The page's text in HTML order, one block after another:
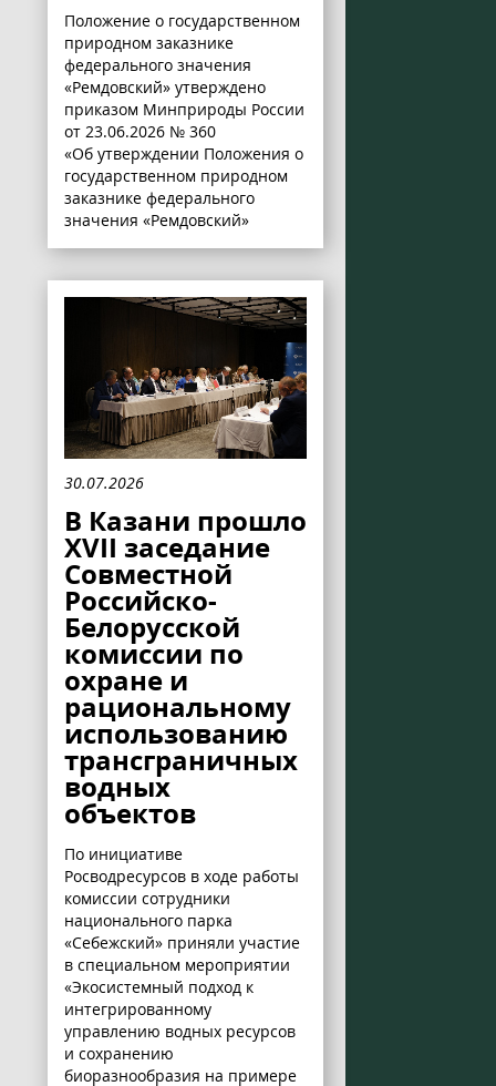
Положение о государственном
природном заказнике
федерального значения
«Ремдовский» утверждено
приказом Минприроды России
от 23.06.2026 № 360
«Об утверждении Положения о
государственном природном
заказнике федерального
значения «Ремдовский»
30.07.2026
В Казани прошло
XVII заседание
Совместной
Российско-
Белорусской
комиссии по
охране и
рациональному
использованию
трансграничных
водных
объектов
По инициативе
Росводресурсов в ходе работы
комиссии сотрудники
национального парка
«Себежский» приняли участие
в специальном мероприятии
«Экосистемный подход к
интегрированному
управлению водных ресурсов
и сохранению
биоразнообразия на примере